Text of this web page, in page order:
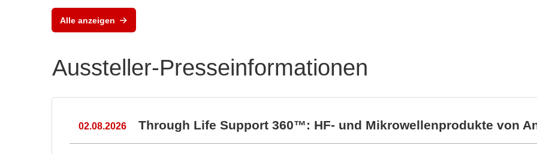
Kunststoffgehäuse für
Elektronik
Alle anzeigen
Aussteller-Presseinformationen
02.08.2026 Through Life Support 360™: HF- und Mikrowellenprodukte von